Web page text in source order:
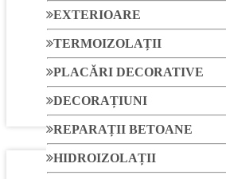
EXTERIOARE
TERMOIZOLAȚII
PLACĂRI DECORATIVE
DECORAȚIUNI
REPARAȚII BETOANE
HIDROIZOLAȚII
Diblu TSBD 180mm